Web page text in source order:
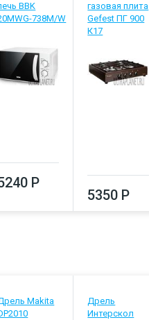
BBK
738M/W
Р
газовая плита
Gefest ПГ 900
К17
5350 Р
Makita
Дрель
Интерскол